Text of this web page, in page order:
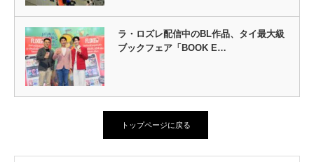
ラ・ロズレ配信中のBL作品、タイ最大級
ブックフェア「BOOK E…
トップページに戻る